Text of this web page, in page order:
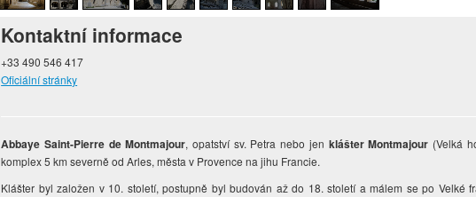
Kontaktní informace
+33 490 546 417
Oficiální stránky
Abbaye Saint-Pierre de Montmajour, opatství sv. Petra nebo jen klášter Montmajour (Velká
komplex 5 km severně od Arles, města v Provence na jihu Francie.
Klášter byl založen v 10. století, postupně byl budován až do 18. století a málem se po Velké